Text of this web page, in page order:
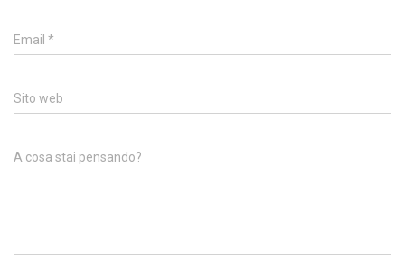
Email *
Sito web
A cosa stai pensando?